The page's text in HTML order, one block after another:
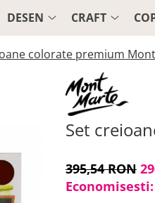
DESEN CRAFT
colorate premium
Set
395,54 RON
Economisesti: